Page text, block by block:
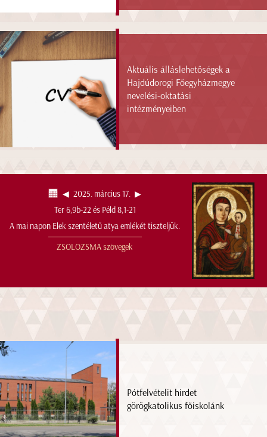
Aktuális álláslehetőségek a
Hajdúdorogi Főegyházmegye
nevelési-oktatási
intézményeiben
◀︎ 2025. március 17. ▶︎
Ter 6,9b-22 és Péld 8,1-21
A mai napon Elek szentéletű atya emlékét tiszteljük.
ZSOLOZSMA szövegek
Pótfelvételit hirdet
görögkatolikus főiskolánk